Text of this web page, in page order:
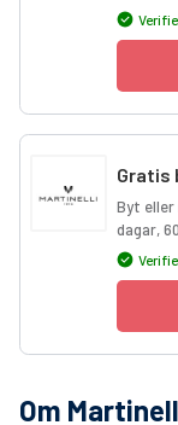
Gratis
Byt
dagar,
Om